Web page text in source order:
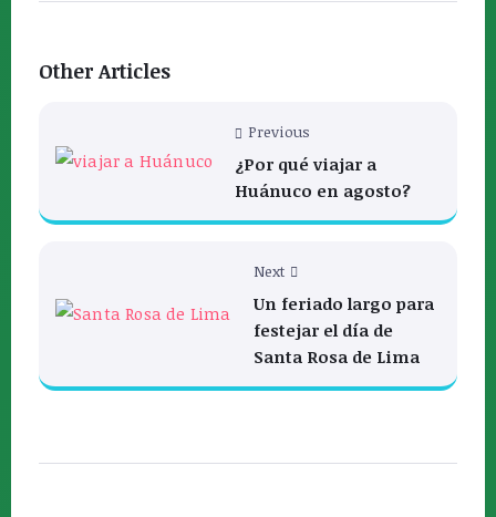
Other Articles
Previous
¿Por qué viajar a
Huánuco en agosto?
Next
Un feriado largo para
festejar el día de
Santa Rosa de Lima